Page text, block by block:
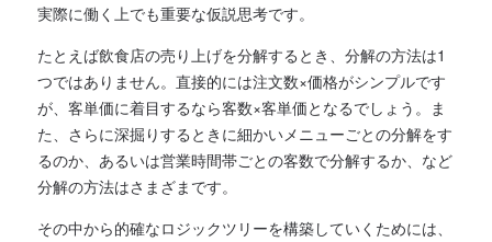
実際に働く上でも重要な仮説思考です。
たとえば飲食店の売り上げを分解するとき、分解の方法は1
つではありません。直接的には注文数×価格がシンプルです
が、客単価に着目するなら客数×客単価となるでしょう。ま
た、さらに深掘りするときに細かいメニューごとの分解をす
るのか、あるいは営業時間帯ごとの客数で分解するか、など
分解の方法はさまざまです。
その中から的確なロジックツリーを構築していくためには、